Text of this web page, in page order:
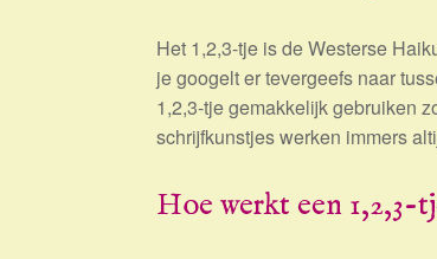
Het 1,2,3-tje is de Westerse
je googelt er tevergeefs naar
1,2,3-tje gemakkelijk gebruiken
schrijfkunstjes werken immers
Hoe werkt een 1,2,3-